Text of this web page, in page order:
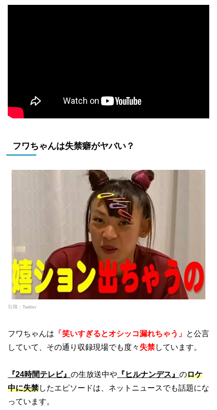
フワちゃんは失禁癖がヤバい？
引用：Twitter
フワちゃんは 「笑いすぎるとオシッコ漏れちゃう」 と公言
していて、その通り収録現場でも度々 失禁しています。
『24時間テレビ』 の生放送中や 『ヒルナンデス』 のロケ
中に失禁したエピソードは、ネットニュースでも話題にな
っています。